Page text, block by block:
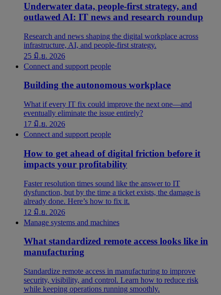
Underwater data, people-first strategy, and
outlawed AI: IT news and research roundup
Research and news shaping the digital workplace across
infrastructure, AI, and people-first strategy.
25 มิ.ย. 2026
Connect and support people
Building the autonomous workplace
What if every IT fix could improve the next one—and
eventually eliminate the issue entirely?
17 มิ.ย. 2026
Connect and support people
How to get ahead of digital friction before it
impacts your profitability
Faster resolution times sound like the answer to IT
dysfunction, but by the time a ticket exists, the damage is
already done. Here’s how to fix it.
12 มิ.ย. 2026
Manage systems and machines
What standardized remote access looks like in
manufacturing
Standardize remote access in manufacturing to improve
security, visibility, and control. Learn how to reduce risk
while keeping operations running smoothly.